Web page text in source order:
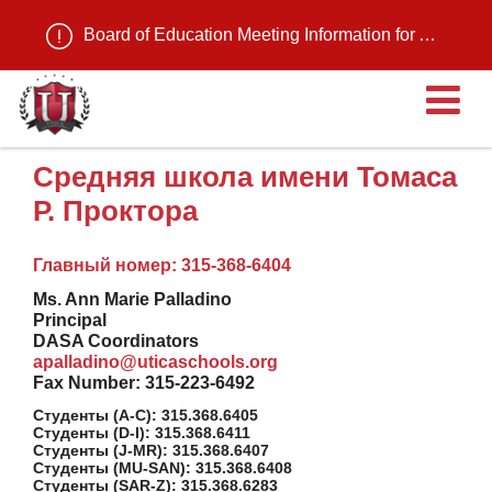
Board of Education Meeting Information for August 11, 2026
Средняя школа имени Томаса
Р. Проктора
Главный номер: 315-368-6404
Ms. Ann Marie Palladino
Principal
DASA Coordinators
apalladino@uticaschools.org
Fax Number: 315-223-6492
Студенты (A-C): 315.368.6405
Студенты (D-I): 315.368.6411
Студенты (J-MR): 315.368.6407
Студенты (MU-SAN): 315.368.6408
Студенты (SAR-Z): 315.368.6283